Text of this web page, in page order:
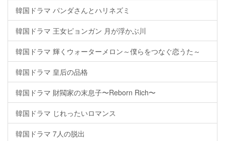
韓国ドラマ パンダさんとハリネズミ
韓国ドラマ 王女ピョンガン 月が浮かぶ川
韓国ドラマ 輝くウォーターメロン～僕らをつなぐ恋うた～
韓国ドラマ 皇后の品格
韓国ドラマ 財閥家の末息子〜Reborn Rich〜
韓国ドラマ じれったいロマンス
韓国ドラマ 7人の脱出